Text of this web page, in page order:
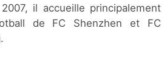
il accueille principalement
de FC Shenzhen et FC